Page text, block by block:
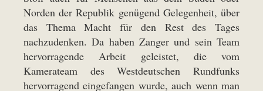
Norden der Republik genügend Gelegenheit, über
das Thema Macht für den Rest des Tages
nachzudenken. Da haben Zanger und sein Team
hervorragende Arbeit geleistet, die vom
Kamerateam des Westdeutschen Rundfunks
hervorragend eingefangen wurde, auch wenn man